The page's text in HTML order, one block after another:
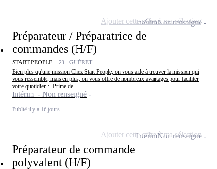
Préparateur / Préparatrice de
commandes (H/F)
START PEOPLE - 23 - GUÉRET
Bien plus qu'une mission Chez Start People, on vous aide à trouver la mission qui
vous ressemble, mais en plus, on vous offre de nombreux avantages pour faciliter
votre quotidien : -Prime de...
Intérim - Non renseigné
Publié il y a 16 jours
IntérimNon renseigné
Ajouter cette offre à ma sélection
Préparateur de commande
polyvalent (H/F)
IntérimNon renseigné
Ajouter cette offre à ma sélection